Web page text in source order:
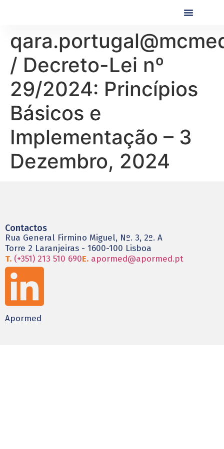
/ Decreto-Lei nº
29/2024: Princípios
Básicos e
Implementação – 3
Dezembro, 2024
Contactos
Rua General Firmino Miguel, Nº. 3, 2º. A
Torre 2 Laranjeiras - 1600-100 Lisboa
T. (+351) 213 510 690E. apormed@apormed.pt
Apormed